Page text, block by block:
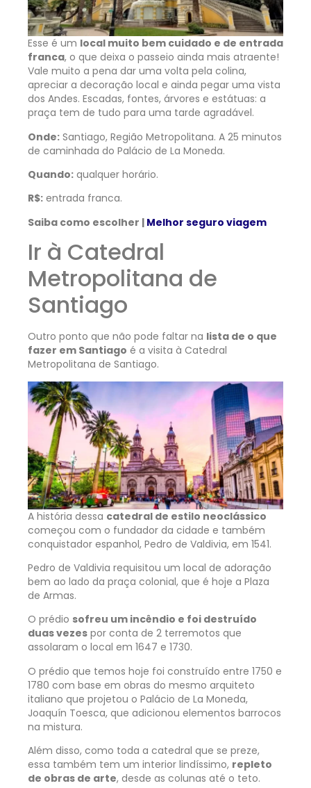
Esse é um local muito bem cuidado e de entrada
franca, o que deixa o passeio ainda mais atraente!
Vale muito a pena dar uma volta pela colina,
apreciar a decoração local e ainda pegar uma vista
dos Andes. Escadas, fontes, árvores e estátuas: a
praça tem de tudo para uma tarde agradável.
Onde: Santiago, Região Metropolitana. A 25 minutos
de caminhada do Palácio de La Moneda.
Quando: qualquer horário.
R$: entrada franca.
Saiba como escolher | Melhor seguro viagem
Ir à Catedral
Metropolitana de
Santiago
Outro ponto que não pode faltar na lista de o que
fazer em Santiago é a visita à Catedral
Metropolitana de Santiago.
A história dessa catedral de estilo neoclássico
começou com o fundador da cidade e também
conquistador espanhol, Pedro de Valdivia, em 1541.
Pedro de Valdivia requisitou um local de adoração
bem ao lado da praça colonial, que é hoje a Plaza
de Armas.
O prédio sofreu um incêndio e foi destruído
duas vezes por conta de 2 terremotos que
assolaram o local em 1647 e 1730.
O prédio que temos hoje foi construído entre 1750 e
1780 com base em obras do mesmo arquiteto
italiano que projetou o Palácio de La Moneda,
Joaquín Toesca, que adicionou elementos barrocos
na mistura.
Além disso, como toda a catedral que se preze,
essa também tem um interior lindíssimo, repleto
de obras de arte, desde as colunas até o teto.